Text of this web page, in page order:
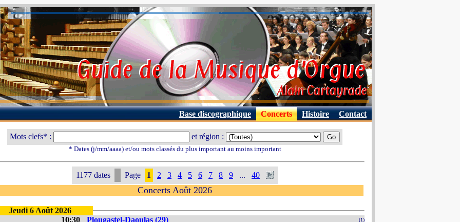
Base discographique Concerts Histoire Contact
Mots clefs* : et région :
* Dates (j/mm/aaaa) et/ou mots classés du plus important au moins important
1177 dates Page 1 2 3 4 5 6 7 8 9 ... 40
Concerts Août 2026
Jeudi 6 Août 2026
10:30
Plougastel-Daoulas (29) (1)